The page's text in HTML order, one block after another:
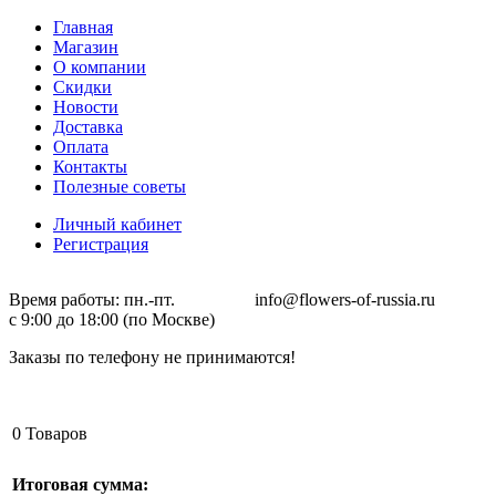
Главная
Магазин
О компании
Скидки
Новости
Доставка
Оплата
Контакты
Полезные советы
Личный кабинет
Регистрация
Время работы: пн.-пт. info@flowers-of-russia.ru
с 9:00 до 18:00 (по Москве)
Заказы по телефону не принимаются!
0 Товаров
Итоговая сумма: